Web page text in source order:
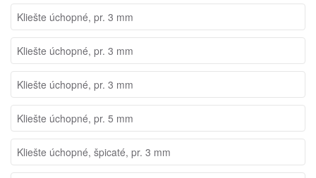
Kliešte úchopné, pr. 3 mm
Kliešte úchopné, pr. 3 mm
Kliešte úchopné, pr. 3 mm
Kliešte úchopné, pr. 5 mm
Kliešte úchopné, špicaté, pr. 3 mm